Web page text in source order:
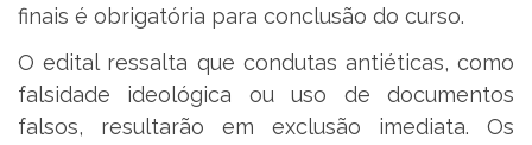
finais é obrigatória para conclusão do curso.
O edital ressalta que condutas antiéticas, como
falsidade ideológica ou uso de documentos
falsos, resultarão em exclusão imediata. Os